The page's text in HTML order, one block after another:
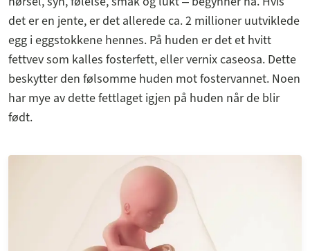
det er en jente, er det allerede ca. 2 millioner uutviklede
egg i eggstokkene hennes. På huden er det et hvitt
fettvev som kalles fosterfett, eller vernix caseosa. Dette
beskytter den følsomme huden mot fostervannet. Noen
har mye av dette fettlaget igjen på huden når de blir
født.